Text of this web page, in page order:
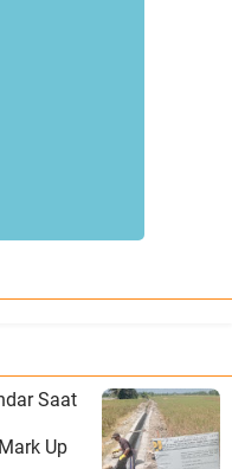
Saat
Up